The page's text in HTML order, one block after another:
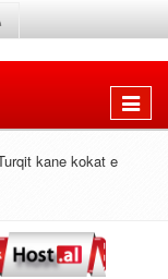
Shfaq
kane kokat e